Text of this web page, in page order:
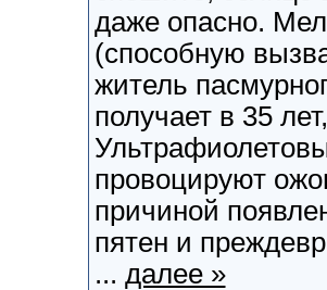
даже опасно.
(способную
житель
получает в 35
провоцируют
причиной
пятен и
... далее »